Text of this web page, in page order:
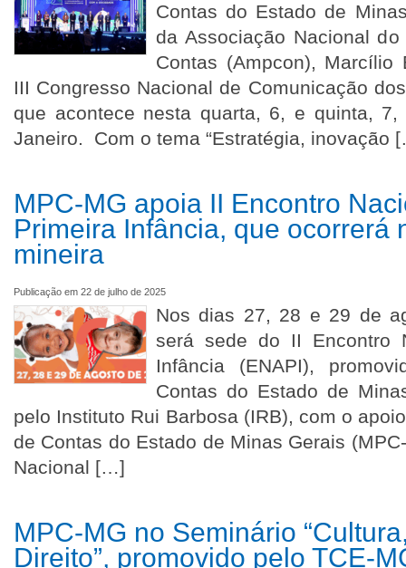
Contas do Estado de
da Associação Nacional
Contas (Ampcon), Marcílio
III Congresso Nacional de Comunicação
que acontece nesta quarta, 6, e quinta,
Janeiro. Com o tema “Estratégia, inovação
MPC-MG apoia II Encontro
Primeira Infância, que ocorrerá
mineira
Publicação em 22 de julho de 2025
Nos dias 27, 28 e 29 de
será sede do II Encontro
Infância (ENAPI),
Contas do Estado de
pelo Instituto Rui Barbosa (IRB), com o
de Contas do Estado de Minas Gerais
Nacional […]
MPC-MG no Seminário
Direito”, promovido pelo TCE-